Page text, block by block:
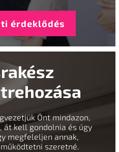
érdeklődés
Önt mindazon,
át kell gondolnia és úgy
megfeleljen annak,
szeretné.